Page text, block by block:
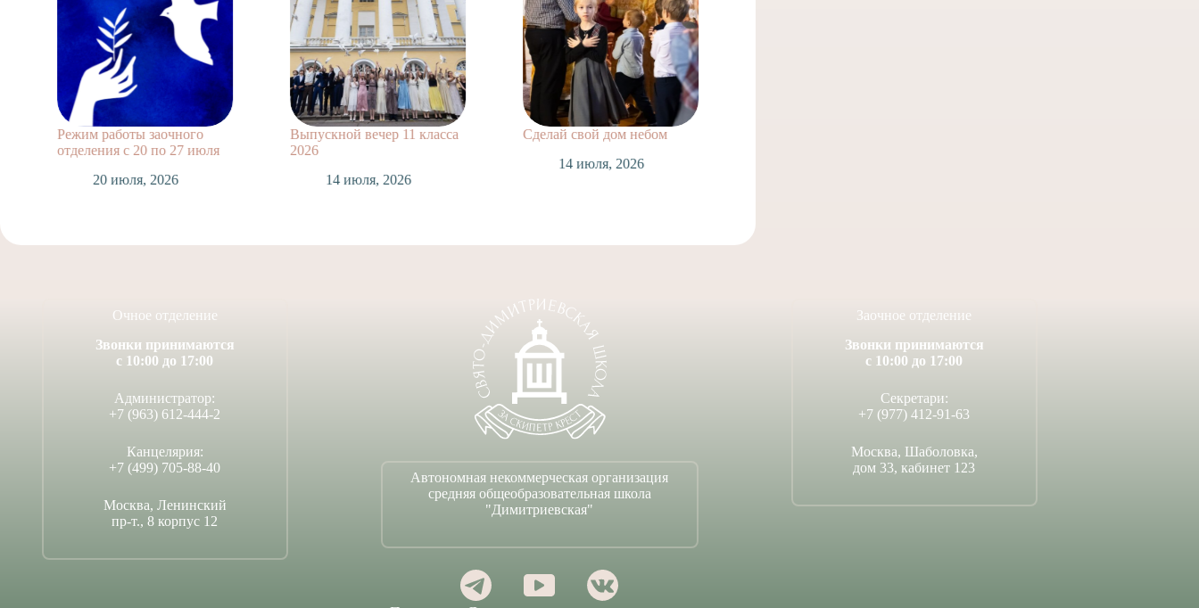
Режим работы заочного
отделения с 20 по 27 июля
20 июля, 2026
Выпускной вечер 11 класса
2026
14 июля, 2026
Сделай свой дом небом
14 июля, 2026
Очное отделение
Звонки принимаются
с 10:00 до 17:00
Администратор:
+7 (963) 612-444-2
Канцелярия:
+7 (499) 705-88-40
Москва, Ленинский
пр-т., 8 корпус 12
Автономная некоммерческая организация
средняя общеобразовательная школа
"Димитриевская"
Заочное отделение
Звонки принимаются
с 10:00 до 17:00
Секретари:
+7 (977) 412-91-63
Москва, Шаболовка,
дом 33, кабинет 123